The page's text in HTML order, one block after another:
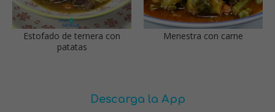
Estofado de ternera con
patatas
Menestra con carne
Descarga la App